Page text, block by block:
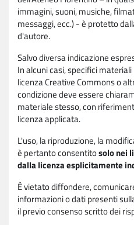
immagini, suoni, musiche,
messaggi, ecc.) - è protetto
d'autore.
Salvo diversa indicazione
In alcuni casi, specifici
licenza Creative Commons o
condizione deve essere
materiale stesso, con
licenza applicata.
L'uso, la riproduzione, la
è pertanto consentitosolo nei
dalla licenza esplicitamente
È vietato diffondere,
informazioni o dati presenti
il previo consenso scritto dei